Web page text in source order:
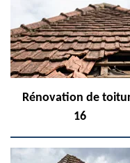
Rénovation de
16